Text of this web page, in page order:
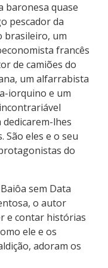
baronesa quase
pescador da
brasileiro, um
francês
de camiões do
um alfarrabista
iorquino e um
lhes
São eles e o seu
do
sem Data
o autor
e contar histórias
ele e os
adoram os